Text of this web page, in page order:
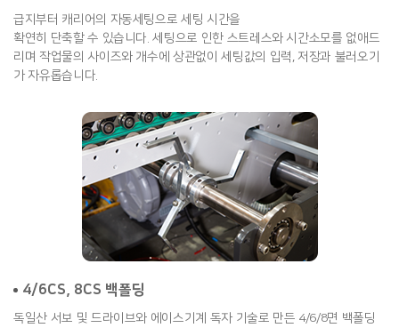
급지부터 캐리어의 자동세팅으로 세팅 시간을
확연히 단축할 수 있습니다. 세팅으로 인한 스트레스와 시간소모를 없애드
리며 작업물의 사이즈와 개수에 상관없이 세팅값의 입력, 저장과 불러오기
가 자유롭습니다.
4/6CS, 8CS 백폴딩
독일산 서보 및 드라이브와 에이스기계 독자 기술로 만든 4/6/8면 백폴딩